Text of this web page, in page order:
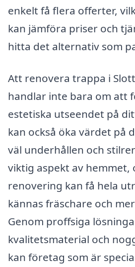
enkelt få flera offerter,
kan jämföra priser och
hitta det alternativ som
Att renovera trappa i
handlar inte bara om att
estetiska utseendet på
kan också öka värdet på
väl underhållen och
viktig aspekt av hemmet,
renovering kan få hela
kännas fräschare och
Genom proffsiga
kvalitetsmaterial och
kan företag som är